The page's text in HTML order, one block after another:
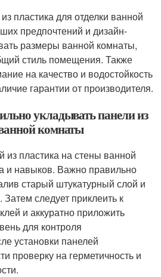
пластика для отделки ванной
предпочтений и дизайн-
размеры ванной комнаты,
стиль помещения. Также
на качество и водостойкость
гарантии от производителя.
укладывать панели из
комнаты
из пластика на стены ванной
и навыков. Важно правильно
старый штукатурный слой и
следует приклеить к
и аккуратно приложить
для контроля
установки панелей
проверку на герметичность и